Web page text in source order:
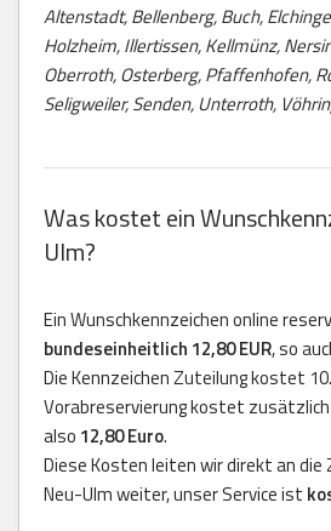
Altenstadt, Bellenberg, Buch,
Holzheim, Illertissen, Kellmünz,
Oberroth, Osterberg, Pfaffenhofen,
Seligweiler, Senden, Unterroth,
Was kostet ein
Ulm?
Ein Wunschkennzeichen online
bundeseinheitlich 12,80 EUR, so
Die Kennzeichen Zuteilung kostet
Vorabreservierung kostet zusätzlich
also 12,80 Euro.
Diese Kosten leiten wir direkt an
Neu-Ulm weiter, unser Service ist